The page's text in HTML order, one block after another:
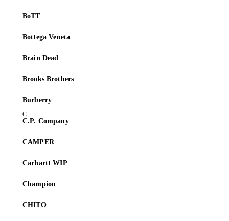
BoTT
Bottega Veneta
Brain Dead
Brooks Brothers
Burberry
C.P. Company
CAMPER
Carhartt WIP
Champion
CHITO